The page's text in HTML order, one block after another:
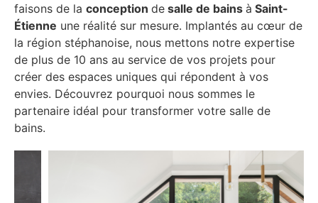
faisons de la conception de salle de bains à Saint-
Étienne une réalité sur mesure. Implantés au cœur de
la région stéphanoise, nous mettons notre expertise
de plus de 10 ans au service de vos projets pour
créer des espaces uniques qui répondent à vos
envies. Découvrez pourquoi nous sommes le
partenaire idéal pour transformer votre salle de
bains.